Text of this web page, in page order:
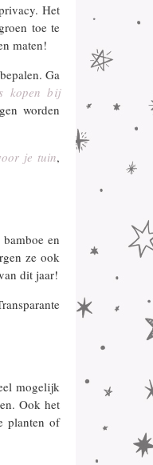
Het
toe te
maten!
Ga
kopen bij
worden
je tuin,
en
ze ook
dit jaar!
mogelijk
Ook het
planten of